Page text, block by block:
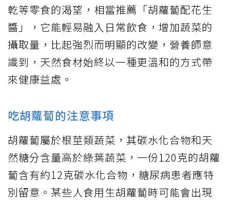
乾等零食的渴望，相當推薦「胡蘿蔔配花生
醬」，它能輕易融入日常飲食，增加蔬菜的
攝取量，比起強烈而明顯的改變，營養師意
識到，天然食材始終以一種更溫和的方式帶
來健康益處。
吃胡蘿蔔的注意事項
胡蘿蔔屬於根莖類蔬菜，其碳水化合物和天
然糖分含量高於綠葉蔬菜，一份120克的胡蘿
蔔含有約12克碳水化合物，糖尿病患者應特
別留意。某些人食用生胡蘿蔔時可能會出現